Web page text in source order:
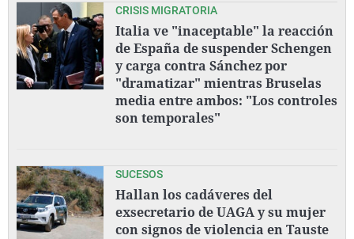
CRISIS MIGRATORIA
Italia ve "inaceptable" la reacción
de España de suspender Schengen
y carga contra Sánchez por
"dramatizar" mientras Bruselas
media entre ambos: "Los controles
son temporales"
SUCESOS
Hallan los cadáveres del
exsecretario de UAGA y su mujer
con signos de violencia en Tauste